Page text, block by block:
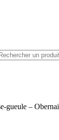
gueule – Obernai